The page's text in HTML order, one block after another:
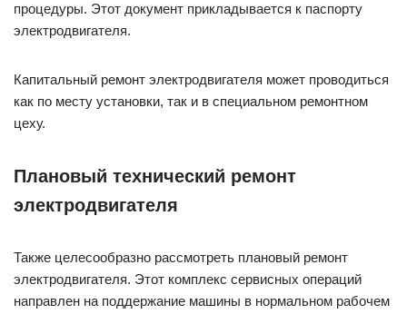
процедуры. Этот документ прикладывается к паспорту
электродвигателя.
Капитальный ремонт электродвигателя может проводиться
как по месту установки, так и в специальном ремонтном
цеху.
Плановый технический ремонт
электродвигателя
Также целесообразно рассмотреть плановый ремонт
электродвигателя. Этот комплекс сервисных операций
направлен на поддержание машины в нормальном рабочем